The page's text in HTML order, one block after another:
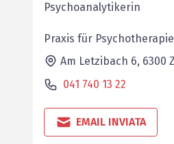
Psychoanalytikerin
Praxis für
Am Letzibach 6, 6300
041 740 13 22
EMAIL INVIATA